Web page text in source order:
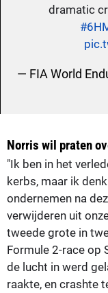
dramatic
— FIA World
Norris wil praten
"Ik ben in het
kerbs, maar ik
ondernemen na
verwijderen uit
tweede grote in
Formule 2-race op
de lucht in werd
raakte, en crashte